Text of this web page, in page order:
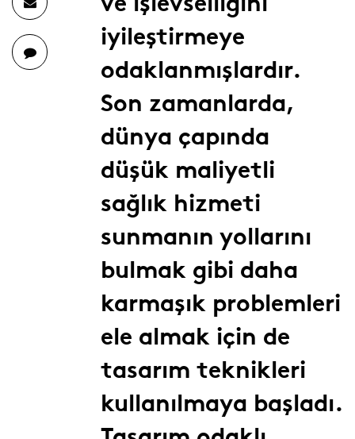
iyileştirmeye
odaklanmışlardır.
Son zamanlarda,
dünya çapında
düşük maliyetli
sağlık hizmeti
sunmanın yollarını
bulmak gibi daha
karmaşık problemleri
ele almak için de
tasarım teknikleri
kullanılmaya başladı.